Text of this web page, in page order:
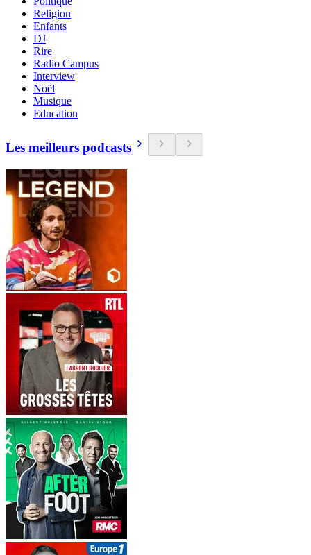
Religion
Enfants
DJ
Rire
Radio Campus
Interview
Noël
Musique
Education
Les meilleurs podcasts